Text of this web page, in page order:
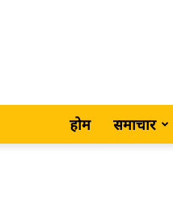
होम समाचार